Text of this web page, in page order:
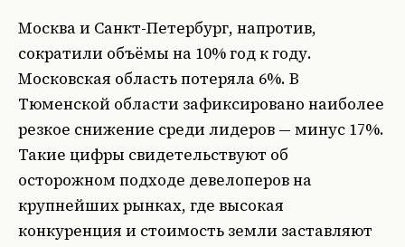
Москва и Санкт-Петербург, напротив,
сократили объёмы на 10% год к году.
Московская область потеряла 6%. В
Тюменской области зафиксировано наиболее
резкое снижение среди лидеров — минус 17%.
Такие цифры свидетельствуют об
осторожном подходе девелоперов на
крупнейших рынках, где высокая
конкуренция и стоимость земли заставляют